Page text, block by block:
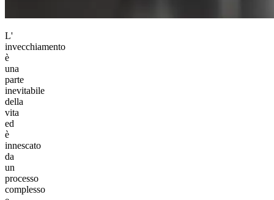
L'
invecchiamento
è
una
parte
inevitabile
della
vita
ed
è
innescato
da
un
processo
complesso